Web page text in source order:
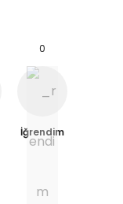
0
İğrendim